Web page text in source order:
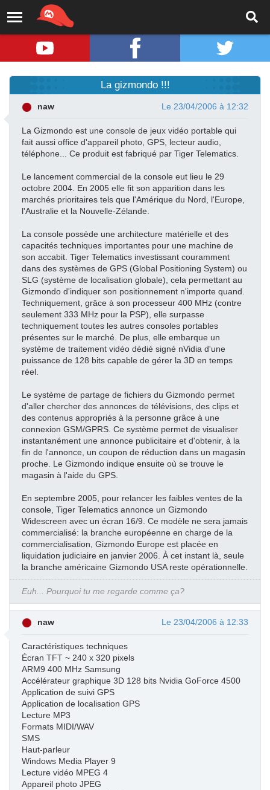
La gizmondo !!!
naw Le 23/04/2006 à 12:32
La Gizmondo est une console de jeux vidéo portable qui
fait aussi office d'appareil photo, GPS, lecteur audio,
téléphone... Ce produit est fabriqué par Tiger Telematics.
Le lancement commercial de la console eut lieu le 29
octobre 2004. En 2005 elle fit son apparition dans les
marchés prioritaires tels que l'Amérique du Nord, l'Europe,
l'Australie et la Nouvelle-Zélande.
La console possède une architecture matérielle et des
capacités techniques importantes pour une machine de
son accabit. Tiger Telematics investissant couramment
dans des systèmes de GPS (Global Positioning System) ou
SLG (système de localisation globale), cela permettant au
Gizmondo d'indiquer son positionnement n'importe quand.
Techniquement, grâce à son processeur 400 MHz (contre
seulement 333 MHz pour la PSP), elle surpasse
techniquement toutes les autres consoles portables
présentes sur le marché. De plus, elle embarque un
système de traitement vidéo dédié signé nVidia d'une
puissance de 128 bits capable de gérer la 3D en temps
réel.
Le système de partage de fichiers du Gizmondo permet
d'aller chercher des annonces de télévisions, des clips et
des contenus appropriés à la personne grâce à une
connexion GSM/GPRS. Ce système permet de visualiser
instantanément une annonce publicitaire et d'obtenir, à la
fin de l'annonce, un coupon de réduction dans un magasin
proche. Le Gizmondo indique ensuite où se trouve le
magasin à l'aide du GPS.
En septembre 2005, pour relancer les faibles ventes de la
console, Tiger Telematics annonce un Gizmondo
Widescreen avec un écran 16/9. Ce modèle ne sera jamais
commercialisé: la branche européenne en charge de la
commercialisation, Gizmondo Europe est placée en
liquidation judiciaire en janvier 2006. À cet instant là, seule
la branche américaine Gizmondo USA reste opérationnelle.
Euh... Pourquoi tu me regarde comme ça?
naw Le 23/04/2006 à 12:33
Caractéristiques techniques
Écran TFT ~ 240 x 320 pixels
ARM9 400 MHz Samsung
Accélérateur graphique 3D 128 bits Nvidia GoForce 4500
Application de suivi GPS
Application de localisation GPS
Lecture MP3
Formats MIDI/WAV
SMS
Haut-parleur
Windows Media Player 9
Lecture vidéo MPEG 4
Appareil photo JPEG